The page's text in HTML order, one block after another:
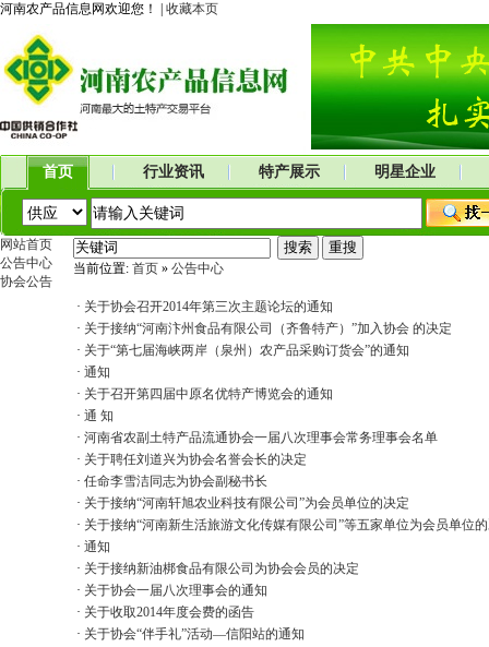
河南农产品信息网欢迎您！ | 收藏本页
首页 行业资讯 特产展示 明星企业
网站首页
公告中心
协会公告
当前位置: 首页 » 公告中心
· 关于协会召开2014年第三次主题论坛的通知
· 关于接纳“河南汴州食品有限公司（齐鲁特产）”加入协会 的决定
· 关于“第七届海峡两岸（泉州）农产品采购订货会”的通知
· 通知
· 关于召开第四届中原名优特产博览会的通知
· 通 知
· 河南省农副土特产品流通协会一届八次理事会常务理事会名单
· 关于聘任刘道兴为协会名誉会长的决定
· 任命李雪洁同志为协会副秘书长
· 关于接纳“河南轩旭农业科技有限公司”为会员单位的决定
· 关于接纳“河南新生活旅游文化传媒有限公司”等五家单位为会员单位
· 通知
· 关于接纳新油梆食品有限公司为协会会员的决定
· 关于协会一届八次理事会的通知
· 关于收取2014年度会费的函告
· 关于协会“伴手礼”活动—信阳站的通知